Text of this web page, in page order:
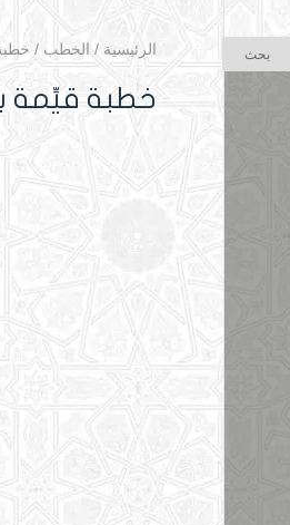
الرئيسية / الخطب /
خطبة قيِّمة